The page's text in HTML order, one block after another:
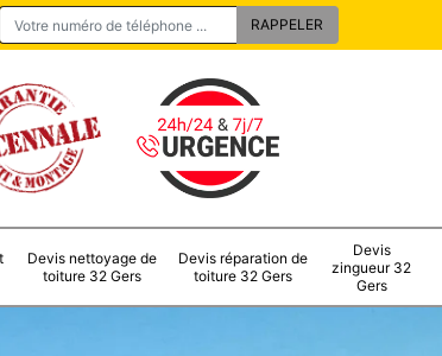
Devis nettoyage de
toiture 32 Gers
Devis réparation de
toiture 32 Gers
Devis
zingueur 32
Gers